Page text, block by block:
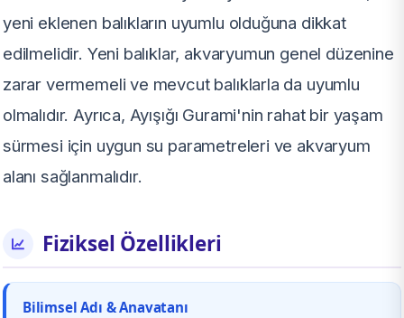
yeni eklenen balıkların uyumlu olduğuna dikkat
edilmelidir. Yeni balıklar, akvaryumun genel düzenine
zarar vermemeli ve mevcut balıklarla da uyumlu
olmalıdır. Ayrıca, Ayışığı Gurami'nin rahat bir yaşam
sürmesi için uygun su parametreleri ve akvaryum
alanı sağlanmalıdır.
Fiziksel Özellikleri
Bilimsel Adı & Anavatanı